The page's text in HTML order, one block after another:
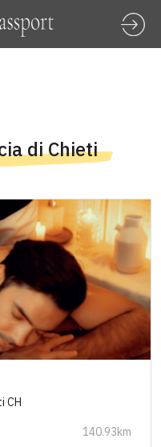
di Chieti
CH
140.93km